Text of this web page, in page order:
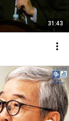
31:43